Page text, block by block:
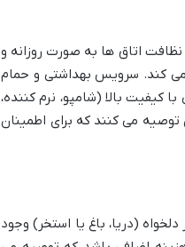
اتاق ها به صورت روزانه و
می کند. سرویس بهداشتی و حمام
کیفیت بالا (شامپو، نرم کننده،
می کنند که برای اطمینان
(دریا، باغ یا استخر) وجود